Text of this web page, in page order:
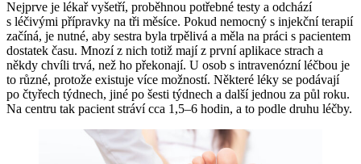
Nejprve je lékař vyšetří, proběhnou potřebné testy a odchází
s léčivými přípravky na tři měsíce. Pokud nemocný s injekční terapií
začíná, je nutné, aby sestra byla trpělivá a měla na práci s pacientem
dostatek času. Mnozí z nich totiž mají z první aplikace strach a
někdy chvíli trvá, než ho překonají. U osob s intravenózní léčbou je
to různé, protože existuje více možností. Některé léky se podávají
po čtyřech týdnech, jiné po šesti týdnech a další jednou za půl roku.
Na centru tak pacient stráví cca 1,5–6 hodin, a to podle druhu léčby.